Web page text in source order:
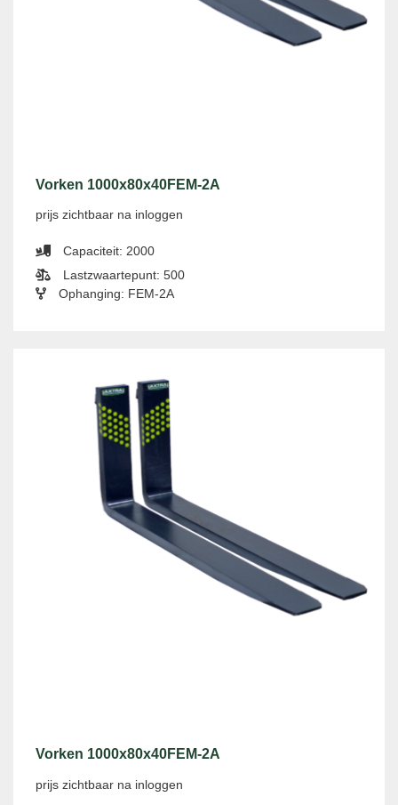
Vorken 1000x80x40FEM-2A
prijs zichtbaar na inloggen
Capaciteit: 2000
Lastzwaartepunt: 500
Ophanging: FEM-2A
Vorken 1000x80x40FEM-2A
prijs zichtbaar na inloggen